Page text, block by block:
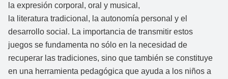
la expresión corporal, oral y musical,
la iteratura tradicional , la autonomía personal y el
desarrollo social. La importancia de transmitir estos
juegos se fundamenta no só o en la necesidad de
recuperar las tradiciones, sino que también se constituye
en una herramienta pedagógica que ayuda a los niños a